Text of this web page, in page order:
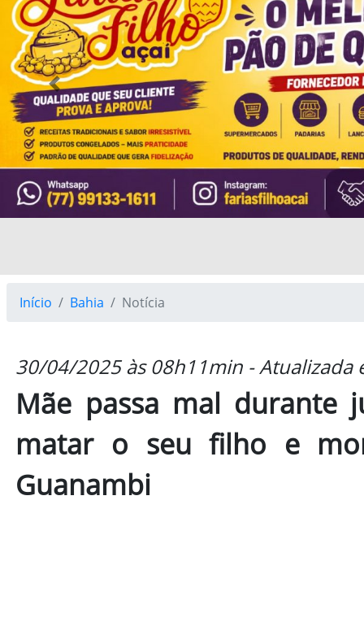
Previous
Início Bahia Notícia
30/04/2025 às 08h11min -
Mãe passa mal durante
matar o seu filho e
Guanambi